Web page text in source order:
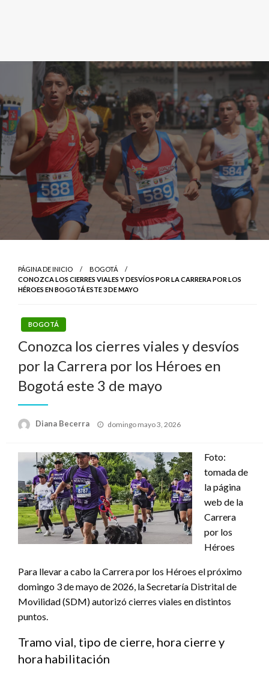
PÁGINA DE INICIO
BOGOTÁ
CONOZCA LOS CIERRES VIALES Y DESVÍOS POR LA CARRERA POR LOS
HÉROES EN BOGOTÁ ESTE 3 DE MAYO
BOGOTÁ
Conozca los cierres viales y desvíos
por la Carrera por los Héroes en
Bogotá este 3 de mayo
Diana Becerra
Publicado
domingo mayo 3, 2026
Foto:
tomada de
la página
web de la
Carrera
por los
Héroes
Para llevar a cabo la Carrera por los Héroes el próximo
domingo 3 de mayo de 2026, la Secretaría Distrital de
Movilidad (SDM) autorizó cierres viales en distintos
puntos.
Tramo vial, tipo de cierre, hora cierre y
hora habilitación